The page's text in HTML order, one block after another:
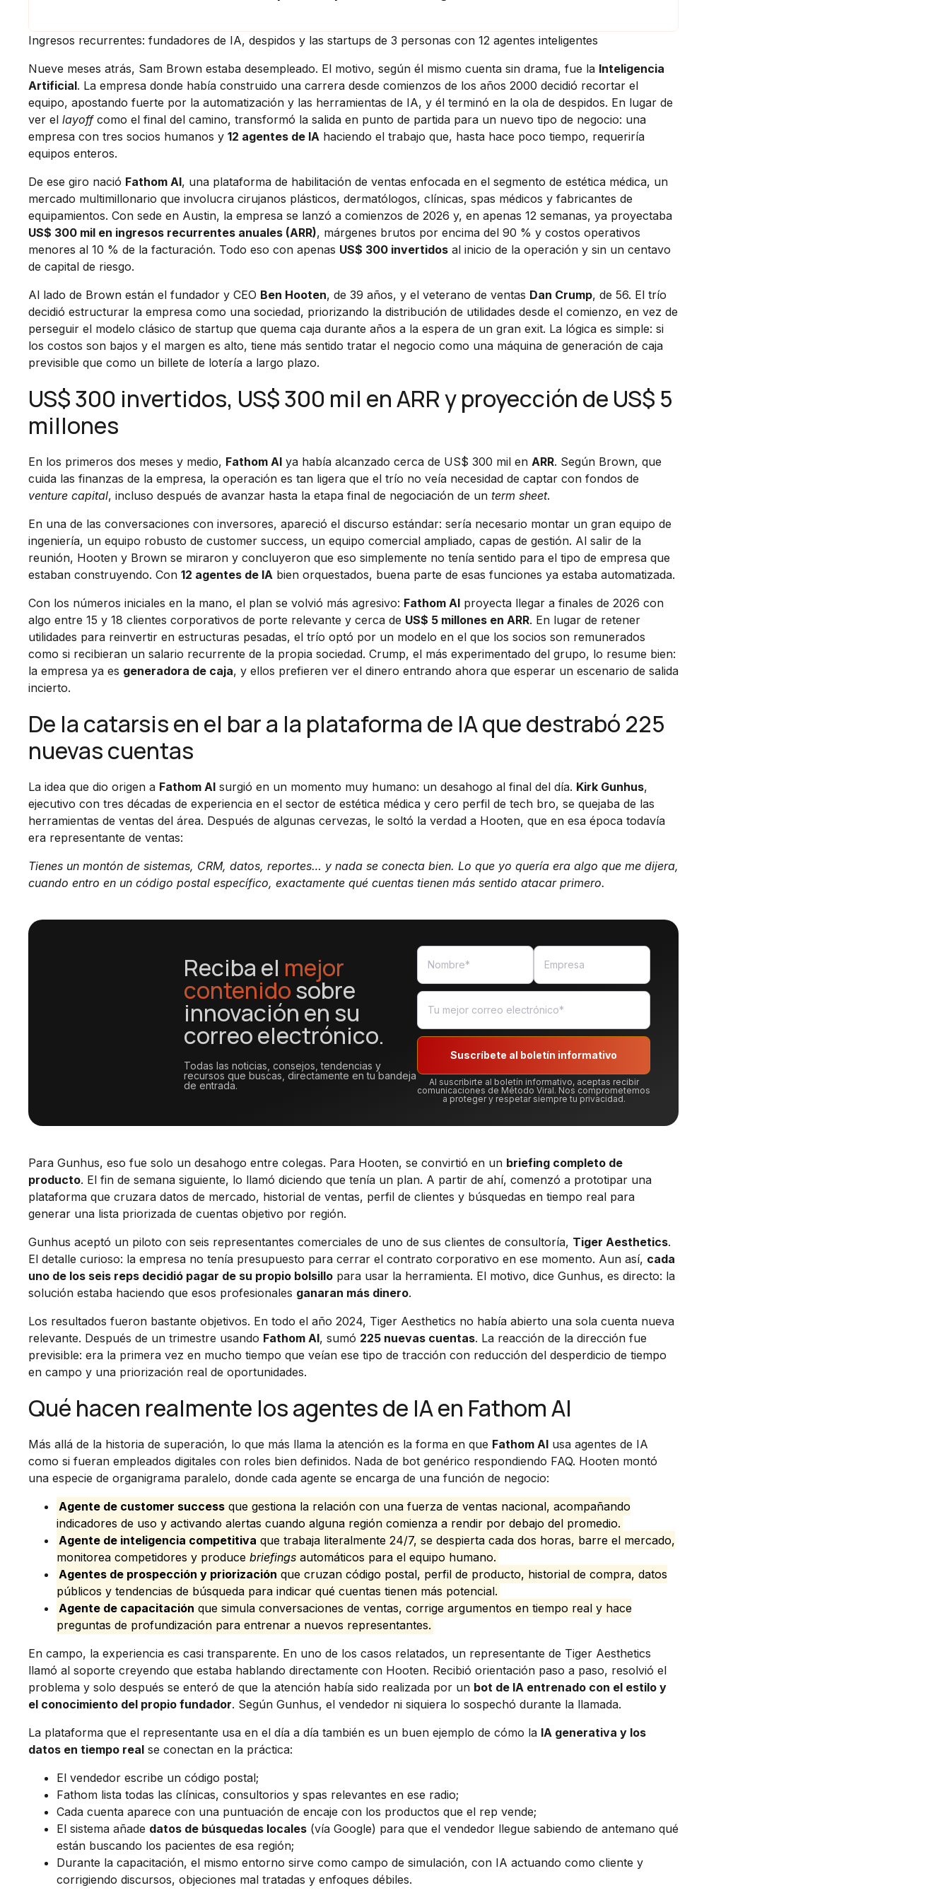
Ingresos recurrentes: fundadores de IA, despidos y las startups de 3 personas con 12 agentes inteligentes
Nueve meses atrás, Sam Brown estaba desempleado. El motivo, según él mismo cuenta sin drama, fue la Inteligencia
Artificial. La empresa donde había construido una carrera desde comienzos de los años 2000 decidió recortar el
equipo, apostando fuerte por la automatización y las herramientas de IA, y él terminó en la ola de despidos. En lugar de
ver el layoffcomo el final del camino, transformó la salida en punto de partida para un nuevo tipo de negocio: una
empresa con tres socios humanos y 12 agentes de IA haciendo el trabajo que, hasta hace poco tiempo, requeriría
equipos enteros.
De ese giro nació Fathom AI, una plataforma de habilitación de ventas enfocada en el segmento de estética médica, un
mercado multimillonario que involucra cirujanos plásticos, dermatólogos, clínicas, spas médicos y fabricantes de
equipamientos. Con sede en Austin, la empresa se lanzó a comienzos de 2026 y, en apenas 12 semanas, ya proyectaba
US$ 300 mil en ingresos recurrentes anuales (ARR), márgenes brutos por encima del 90 % y costos operativos
menores al 10 % de la facturación. Todo eso con apenas US$ 300 invertidos al inicio de la operación y sin un centavo
de capital de riesgo.
Al lado de Brown están el fundador y CEO Ben Hooten, de 39 años, y el veterano de ventas Dan Crump, de 56. El trío
decidió estructurar la empresa como una sociedad, priorizando la distribución de utilidades desde el comienzo, en vez de
perseguir el modelo clásico de startup que quema caja durante años a la espera de un gran exit. La lógica es simple: si
los costos son bajos y el margen es alto, tiene más sentido tratar el negocio como una máquina de generación de caja
previsible que como un billete de lotería a largo plazo.
US$ 300 invertidos, US$ 300 mil en ARR y proyección de US$ 5
millones
En los primeros dos meses y medio, Fathom AI ya había alcanzado cerca de US$ 300 mil en ARR. Según Brown, que
cuida las finanzas de la empresa, la operación es tan ligera que el trío no veía necesidad de captar con fondos de
venture capital, incluso después de avanzar hasta la etapa final de negociación de un term sheet.
En una de las conversaciones con inversores, apareció el discurso estándar: sería necesario montar un gran equipo de
ingeniería, un equipo robusto de customer success, un equipo comercial ampliado, capas de gestión. Al salir de la
reunión, Hooten y Brown se miraron y concluyeron que eso simplemente no tenía sentido para el tipo de empresa que
estaban construyendo. Con 12 agentes de IA bien orquestados, buena parte de esas funciones ya estaba automatizada.
Con los números iniciales en la mano, el plan se volvió más agresivo: Fathom AI proyecta llegar a finales de 2026 con
algo entre 15 y 18 clientes corporativos de porte relevante y cerca de US$ 5 millones en ARR. En lugar de retener
utilidades para reinvertir en estructuras pesadas, el trío optó por un modelo en el que los socios son remunerados
como si recibieran un salario recurrente de la propia sociedad. Crump, el más experimentado del grupo, lo resume bien:
la empresa ya es generadora de caja, y ellos prefieren ver el dinero entrando ahora que esperar un escenario de salida
incierto.
De la catarsis en el bar a la plataforma de IA que destrabó 225
nuevas cuentas
La idea que dio origen a Fathom AI surgió en un momento muy humano: un desahogo al final del día. Kirk Gunhus,
ejecutivo con tres décadas de experiencia en el sector de estética médica y cero perfil de tech bro, se quejaba de las
herramientas de ventas del área. Después de algunas cervezas, le soltó la verdad a Hooten, que en esa época todavía
era representante de ventas:
Tienes un montón de sistemas, CRM, datos, reportes… y nada se conecta bien. Lo que yo quería era algo que me dijera,
cuando entro en un código postal específico, exactamente qué cuentas tienen más sentido atacar primero.
Reciba el mejor
contenidosobre
innovación en su
correo electrónico.
Todas las noticias, consejos, tendencias y
recursos que buscas, directamente en tu bandeja
de entrada.
Suscríbete al boletín informativo
Al suscribirte al boletín informativo, aceptas recibir
comunicaciones de Método Viral. Nos comprometemos
a proteger y respetar siempre tu privacidad.
Para Gunhus, eso fue solo un desahogo entre colegas. Para Hooten, se convirtió en un briefing completo de
producto. El fin de semana siguiente, lo llamó diciendo que tenía un plan. A partir de ahí, comenzó a prototipar una
plataforma que cruzara datos de mercado, historial de ventas, perfil de clientes y búsquedas en tiempo real para
generar una lista priorizada de cuentas objetivo por región.
Gunhus aceptó un piloto con seis representantes comerciales de uno de sus clientes de consultoría, Tiger Aesthetics.
El detalle curioso: la empresa no tenía presupuesto para cerrar el contrato corporativo en ese momento. Aun así, cada
uno de los seis reps decidió pagar de su propio bolsillo para usar la herramienta. El motivo, dice Gunhus, es directo: la
solución estaba haciendo que esos profesionales ganaran más dinero.
Los resultados fueron bastante objetivos. En todo el año 2024, Tiger Aesthetics no había abierto una sola cuenta nueva
relevante. Después de un trimestre usando Fathom AI, sumó 225 nuevas cuentas. La reacción de la dirección fue
previsible: era la primera vez en mucho tiempo que veían ese tipo de tracción con reducción del desperdicio de tiempo
en campo y una priorización real de oportunidades.
Qué hacen realmente los agentes de IA en Fathom AI
Más allá de la historia de superación, lo que más llama la atención es la forma en que Fathom AI usa agentes de IA
como si fueran empleados digitales con roles bien definidos. Nada de bot genérico respondiendo FAQ. Hooten montó
una especie de organigrama paralelo, donde cada agente se encarga de una función de negocio:
Agente de customer success que gestiona la relación con una fuerza de ventas nacional, acompañando
indicadores de uso y activando alertas cuando alguna región comienza a rendir por debajo del promedio.
Agente de inteligencia competitiva que trabaja literalmente 24/7, se despierta cada dos horas, barre el mercado,
monitorea competidores y produce briefings automáticos para el equipo humano.
Agentes de prospección y priorización que cruzan código postal, perfil de producto, historial de compra, datos
públicos y tendencias de búsqueda para indicar qué cuentas tienen más potencial.
Agente de capacitación que simula conversaciones de ventas, corrige argumentos en tiempo real y hace
preguntas de profundización para entrenar a nuevos representantes.
En campo, la experiencia es casi transparente. En uno de los casos relatados, un representante de Tiger Aesthetics
llamó al soporte creyendo que estaba hablando directamente con Hooten. Recibió orientación paso a paso, resolvió el
problema y solo después se enteró de que la atención había sido realizada por un bot de IA entrenado con el estilo y
el conocimiento del propio fundador. Según Gunhus, el vendedor ni siquiera lo sospechó durante la llamada.
La plataforma que el representante usa en el día a día también es un buen ejemplo de cómo la IA generativa y los
datos en tiempo real se conectan en la práctica:
El vendedor escribe un código postal;
Fathom lista todas las clínicas, consultorios y spas relevantes en ese radio;
Cada cuenta aparece con una puntuación de encaje con los productos que el rep vende;
El sistema añade datos de búsquedas locales (vía Google) para que el vendedor llegue sabiendo de antemano qué
están buscando los pacientes de esa región;
Durante la capacitación, el mismo entorno sirve como campo de simulación, con IA actuando como cliente y
corrigiendo discursos, objeciones mal tratadas y enfoques débiles.